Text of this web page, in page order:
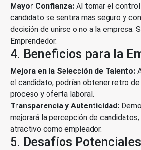
Mayor Confianza: Al tomar el
candidato se sentirá más seguro y
decisión de unirse o no a la empresa.
Emprendedor.
4. Beneficios para la
Mejora en la Selección de Talento:
el candidato, podrían obtener retro
proceso y oferta laboral.
Transparencia y Autenticidad:
mejorará la percepción de
atractivo como empleador.
5. Desafíos Potenciales